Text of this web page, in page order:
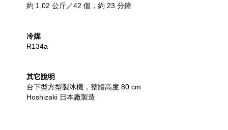
約 1.02 公斤／42 個，約 23 分鐘
冷媒
R134a
其它說明
台下型方型製冰機，整體高度 80 cm
Hoshizaki 日本廠製造